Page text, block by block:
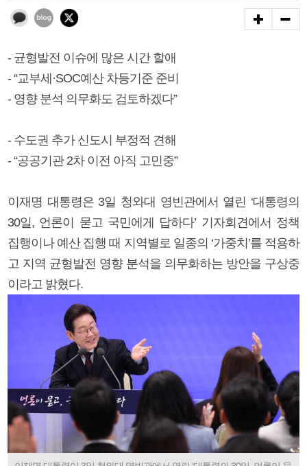
- 균형발전 이슈에 많은 시간 할애
- “교부세·SOC예산 차등기준 준비
- 영향 분석 의무화도 검토하겠다”
- 수도권 추가 신도시 부정적 견해
- “공공기관 2차 이전 아직 고민중”
이재명 대통령은 3일 청와대 영빈관에서 열린 ‘대통령의
30일, 언론이 묻고 국민에게 답하다’ 기자회견에서 정책
집행이나 예산 집행 때 지역별로 일종의 ‘가중치’를 적용하
고 지역 균형발전 영향 분석을 의무화하는 방안을 구상중
이라고 밝혔다.